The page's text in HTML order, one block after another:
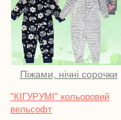
Піжами, нічні сорочки
"КІГУРУМІ" кольоровий
вельсофт